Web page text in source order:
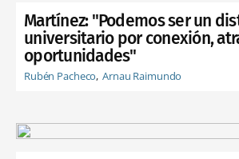
Martínez: "Podemos ser un
universitario por conexión,
oportunidades"
Rubén Pacheco Arnau Raimundo